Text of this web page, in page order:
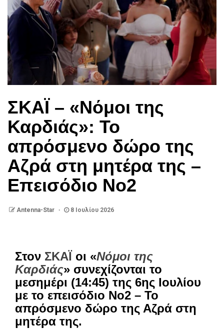
ΣΚΑΪ – «Νόμοι της
Καρδιάς»: Το
απρόσμενο δώρο της
Αζρά στη μητέρα της –
Επεισόδιο Νο2
Antenna-Star 8 Ιουλίου 2026
Στον ΣΚΑΪοι «Νόμοι της
Καρδιάς» συνεχίζονται το
μεσημέρι (14:45) της 6ης Ιουλίου
με το επεισόδιο Νο2 – Το
απρόσμενο δώρο της Αζρά στη
μητέρα της.